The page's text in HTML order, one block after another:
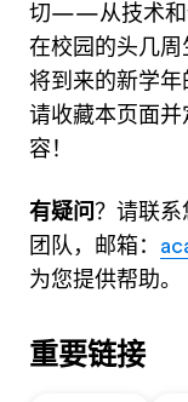
切——从技术和
在校园的头几
将到来的新学年
请收藏本页面
容！
有疑问？请联系
团队，邮箱：
为您提供帮助。
重要链接